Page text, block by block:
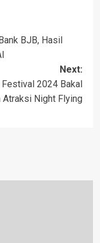
BJB, Hasil
Next:
2024 Bakal
Atraksi Night Flying